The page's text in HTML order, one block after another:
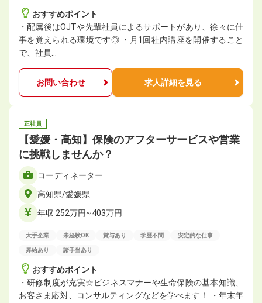
おすすめポイント
・配属後はOJTや先輩社員によるサポートがあり、徐々に仕
事を覚えられる環境です◎ ・月1回社内講座を開催すること
で、社員…
お問い合わせ 求人詳細を見る
正社員
【愛媛・高知】保険のアフターサービスや営業
に挑戦しませんか？
コーディネーター
高知県/愛媛県
年収 252万円~403万円
大手企業 未経験OK 賞与あり 学歴不問 安定的な仕事
昇給あり 諸手当あり
おすすめポイント
・研修制度が充実☆ビジネスマナーや生命保険の基本知識、
お客さま応対、コンサルティングなどを学べます！ ・年末年